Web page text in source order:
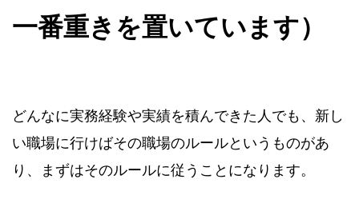
一番重きを置いています）
どんなに実務経験や実績を積んできた人でも、新し
い職場に行けばその職場のルールというものがあ
り、まずはそのルールに従うことになります。